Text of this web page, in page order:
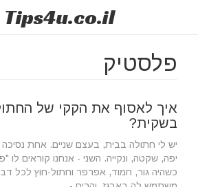
Tips4u.co.il
פלסטיק
איך לאסוף את הקקי של
בשקית?
יש לי חתולה בבית, בעצם שניים. אחת
יפה, שקטה, ונקייה. השני - אנחנו קוראים לו
כשהיה גור, חמוד, אפרפר וחתול-חוץ לכל